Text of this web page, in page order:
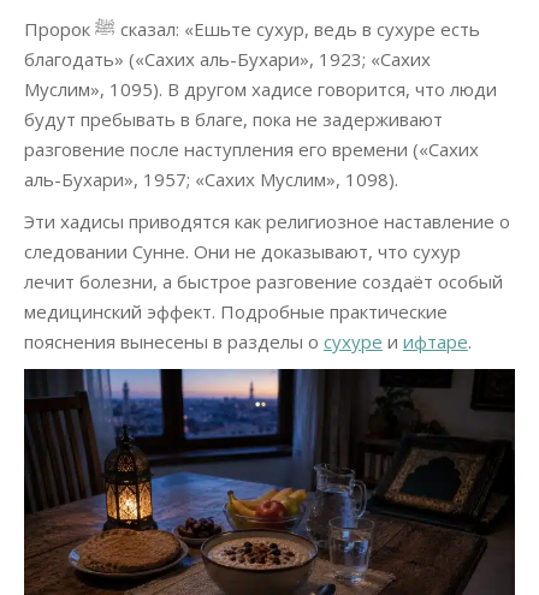
Пророк ﷺ сказал: «Ешьте сухур, ведь в сухуре есть
благодать» («Сахих аль-Бухари», 1923; «Сахих
Муслим», 1095). В другом хадисе говорится, что люди
будут пребывать в благе, пока не задерживают
разговение после наступления его времени («Сахих
аль-Бухари», 1957; «Сахих Муслим», 1098).
Эти хадисы приводятся как религиозное наставление о
следовании Сунне. Они не доказывают, что сухур
лечит болезни, а быстрое разговение создаёт особый
медицинский эффект. Подробные практические
пояснения вынесены в разделы о сухуре и ифтаре.